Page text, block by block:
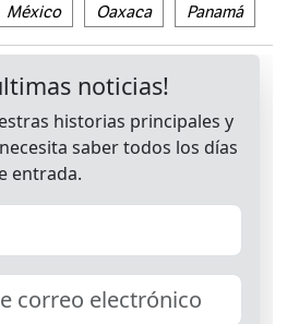
México Oaxaca Panamá